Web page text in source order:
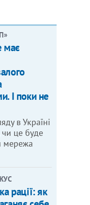
має
І поки не
в Україні
чи це буде
мережа
рації: як